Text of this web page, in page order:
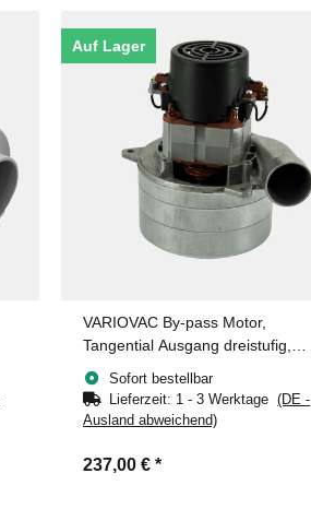
Auf Lager
VARIOVAC By-pass Motor,
Tangential Ausgang dreistufig,
1800 Watt
Sofort bestellbar
Lieferzeit: 1 - 3 Werktage(DE -
Ausland abweichend)
237,00 € *